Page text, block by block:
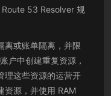
53 Resolver 规
离或账单隔离，并限
户中创建重复资源，
理这些资源的运营开
资源，并使用 RAM